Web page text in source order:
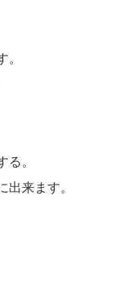
る。
出来ます。